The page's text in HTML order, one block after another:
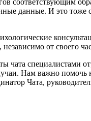
соответствующим
данные. И это тоже
от своего
чата специалистами
Нам важно
Чата,